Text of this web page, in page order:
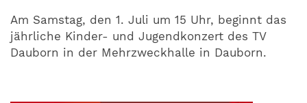
Am Samstag, den 1. Juli um 15 Uhr, beginnt das
jährliche Kinder- und Jugendkonzert des TV
Dauborn in der Mehrzweckhalle in Dauborn.